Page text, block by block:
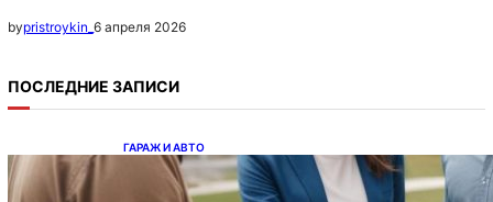
bypristroykin_ 6 апреля 2026
ПОСЛЕДНИЕ ЗАПИСИ
ГАРАЖ И АВТО
Ипотека на новостройки при оформлении
напрямую у застройщика